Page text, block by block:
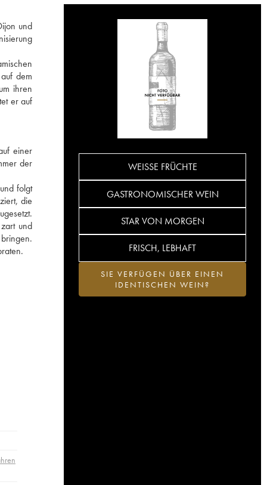
und
dem
ihren
er auf
einer
der
folgt
die
und
WEISSE FRÜCHTE
GASTRONOMISCHER WEIN
STAR VON MORGEN
FRISCH, LEBHAFT
SIE VERFÜGEN ÜBER EINEN
IDENTISCHEN WEIN?